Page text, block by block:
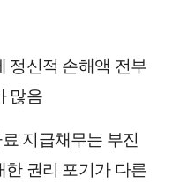
정신적 손해액 전부
많음
지급채무는 부진
권리 포기가 다른